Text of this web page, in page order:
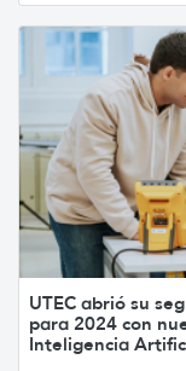
UTEC abrió su
para 2024 con
Inteligencia